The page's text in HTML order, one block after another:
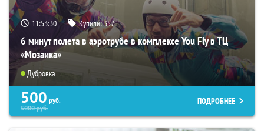
11:53:29 Купили:357
6 минут полета в аэротрубе в комплексе You Fly в ТЦ
«Мозаика»
Дубровка
500 руб.
5000руб.
ПОДРОБНЕЕ